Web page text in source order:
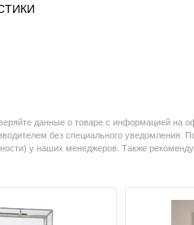
данные о товаре с информацией на
без специального уведомления.
у наших менеджеров. Также